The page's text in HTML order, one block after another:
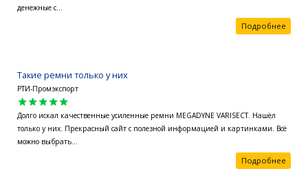
денежные с...
Подробнее
Такие ремни только у них
РТИ-Промэкспорт
star
star
star
star
star
Долго искал качественные усиленные ремни MEGADYNE VARISECT. Нашёл
только у них. Прекрасный сайт с полезной информацией и картинками. Всё
можно выбрать...
Подробнее